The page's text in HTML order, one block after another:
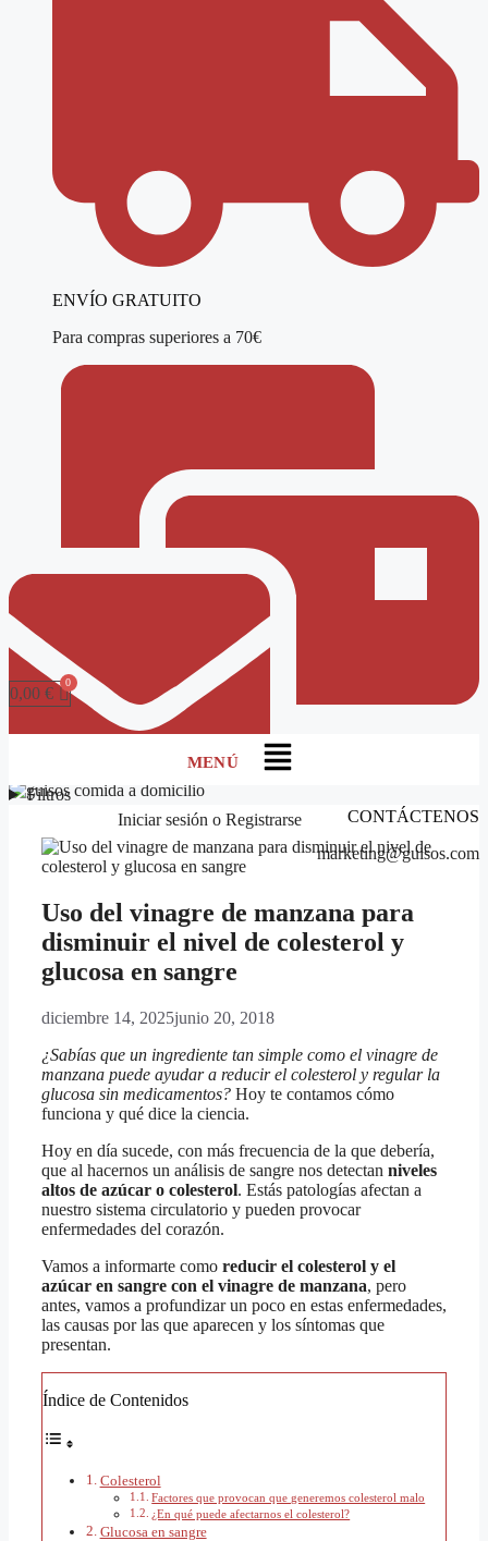
ENVÍO GRATUITO
Para compras superiores a 70€
CONTÁCTENOS
marketing@guisos.com
Iniciar sesión o Registrarse
0,00 €
Menú
Filtros
Uso del vinagre de manzana para
disminuir el nivel de colesterol y
glucosa en sangre
diciembre 14, 2025junio 20, 2018
¿Sabías que un ingrediente tan simple como el vinagre de
manzana puede ayudar a reducir el colesterol y regular la
glucosa sin medicamentos? Hoy te contamos cómo
funciona y qué dice la ciencia.
Hoy en día sucede, con más frecuencia de la que debería,
que al hacernos un análisis de sangre nos detectan niveles
altos de azúcar o colesterol. Estás patologías afectan a
nuestro sistema circulatorio y pueden provocar
enfermedades del corazón.
Vamos a informarte como reducir el colesterol y el
azúcar en sangre con el vinagre de manzana, pero
antes, vamos a profundizar un poco en estas enfermedades,
las causas por las que aparecen y los síntomas que
presentan.
Índice de Contenidos
Colesterol
Factores que provocan que generemos colesterol malo
¿En qué puede afectarnos el colesterol?
Glucosa en sangre